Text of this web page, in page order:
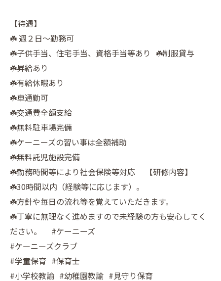
【待遇】
☘️ 週２日〜勤務可
☘️子供手当、住宅手当、資格手当等あり ☘️制服貸与
☘️昇給あり
☘️有給休暇あり
☘️車通勤可
☘️交通費全額支給
☘️無料駐車場完備
☘️ケーニーズの習い事は全額補助
☘️無料託児施設完備
☘️勤務時間等により社会保険等対応 【研修内容】
☘️30時間以内（経験等に応じます）。
☘️方針や毎日の流れ等を覚えていただきます。
☘️丁寧に無理なく進めますので未経験の方も安心してく
ださい。 #ケーニーズ
#ケーニーズクラブ
#学童保育 #保育士
#小学校教諭 #幼稚園教諭 #見守り保育